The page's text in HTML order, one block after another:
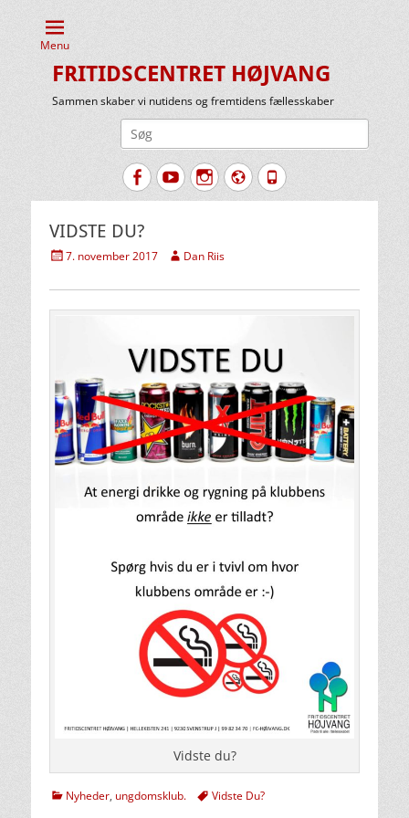
Menu
FRITIDSCENTRET HØJVANG
Sammen skaber vi nutidens og fremtidens fællesskaber
FacebookYouTubeInstagram
Website
Tlf.
VIDSTE DU?
Udgivet
7. november 2017 Forfatter
Dan Riis
Vidste du?
kategorier
Nyheder, ungdomsklub. TagsVidste Du?